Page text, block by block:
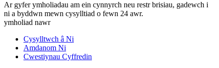
Ar gyfer ymholiadau am ein cynnyrch neu restr brisiau, gadewch i
ni a byddwn mewn cysylltiad o fewn 24 awr.
ymholiad nawr
Cysylltwch â Ni
Amdanom Ni
Cwestiynau Cyffredin